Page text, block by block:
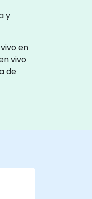
y
en
vivo
de